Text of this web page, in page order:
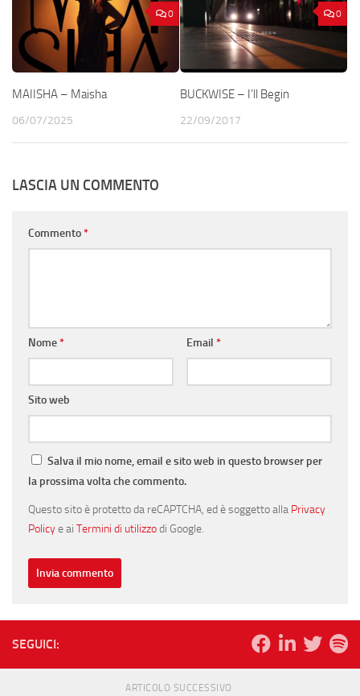
0
MAIISHA – Maisha
06/07/2025
0
BUCKWISE – I’ll Begin
22/09/2017
LASCIA UN COMMENTO
Commento*
Nome* Email *
Sito web
Salva il mio nome, email e sito web in questo browser per
la prossima volta che commento.
Questo sito è protetto da reCAPTCHA, ed è soggetto alla Privacy
Policye ai Termini di utilizzodi Google.
SEGUICI:
ARTICOLO SUCCESSIVO